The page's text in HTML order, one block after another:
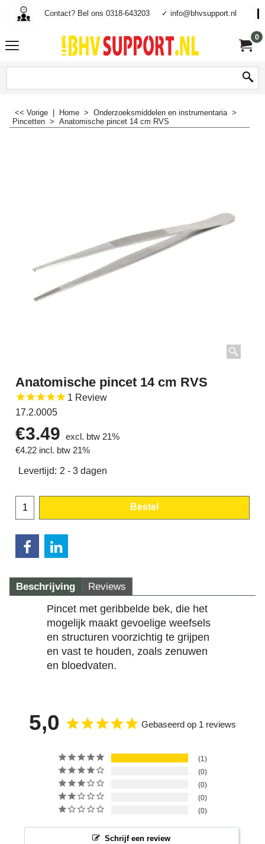
Contact? Bel ons 0318-643203 ✓ info@bhvsupport.nl
0
<< Vorige Home > Onderzoeksmiddelen en instrumentaria>
Pincetten > Anatomische pincet 14 cm RVS
Anatomische pincet 14 cm RVS
1 Review
17.2.0005
€3.49
excl. btw 21%
€4.22 incl. btw 21%
Levertijd: 2 - 3 dagen
Bestel
Beschrijving Reviews
Pincet met geribbelde bek, die het
mogelijk maakt gevoelige weefsels
en structuren voorzichtig te grijpen
en vast te houden, zoals zenuwen
en bloedvaten.
5,0 Gebaseerd op 1 reviews
1
0
0
0
0
Schrijf een review